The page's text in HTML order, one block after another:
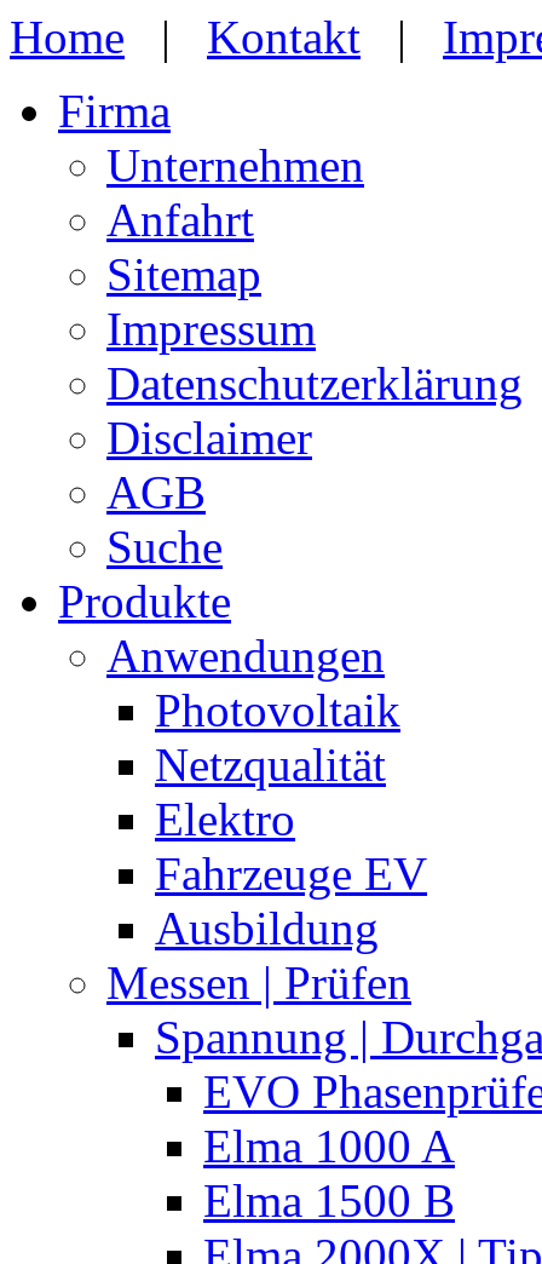
Home | Kontakt |
Firma
Unternehmen
Anfahrt
Sitemap
Impressum
Datenschutzerklärung
Disclaimer
AGB
Suche
Produkte
Anwendungen
Photovoltaik
Netzqualität
Elektro
Fahrzeuge EV
Ausbildung
Messen | Prüfen
Spannung |
EVO
Elma 1000 A
Elma 1500 B